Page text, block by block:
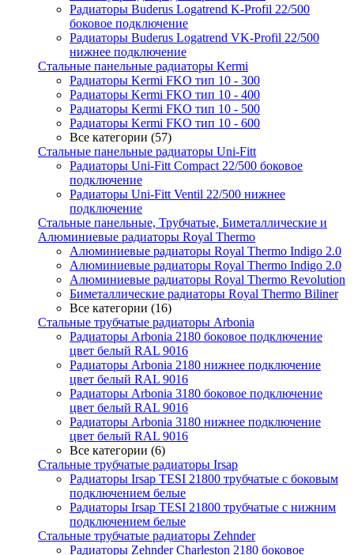
Радиаторы Buderus Logatrend K-Profil 22/500
боковое подключение
Радиаторы Buderus Logatrend VK-Profil 22/500
нижнее подключение
Стальные панельные радиаторы Kermi
Радиаторы Kermi FKO тип 10 - 300
Радиаторы Kermi FKO тип 10 - 400
Радиаторы Kermi FKO тип 10 - 500
Радиаторы Kermi FKO тип 10 - 600
Все категории (57)
Стальные панельные радиаторы Uni-Fitt
Радиаторы Uni-Fitt Compact 22/500 боковое
подключение
Радиаторы Uni-Fitt Ventil 22/500 нижнее
подключение
Стальные панельные, Трубчатые, Биметаллические и
Алюминиевые радиаторы Royal Thermo
Алюминиевые радиаторы Royal Thermo Indigo 2.0
Алюминиевые радиаторы Royal Thermo Indigo 2.0
Алюминиевые радиаторы Royal Thermo Revolution
Биметаллические радиаторы Royal Thermo Biliner
Все категории (16)
Стальные трубчатые радиаторы Arbonia
Радиаторы Arbonia 2180 боковое подключение
цвет белый RAL 9016
Радиаторы Arbonia 2180 нижнее подключение
цвет белый RAL 9016
Радиаторы Arbonia 3180 боковое подключение
цвет белый RAL 9016
Радиаторы Arbonia 3180 нижнее подключение
цвет белый RAL 9016
Все категории (6)
Стальные трубчатые радиаторы Irsap
Радиаторы Irsap TESI 21800 трубчатые с боковым
подключением белые
Радиаторы Irsap TESI 21800 трубчатые с нижним
подключением белые
Стальные трубчатые радиаторы Zehnder
Радиаторы Zehnder Charleston 2180 боковое